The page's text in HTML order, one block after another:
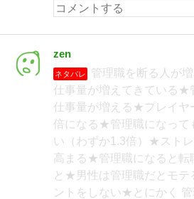
zen
ネタバレ
管理職を断る人が
仕事量が増えてきている★
仕事量が増える★プレイヤ
倍になる★管理職になって
い（わずか1.3倍）★スト
高まる★管理職になると転
と★男性は管理職だとモ
ントをしない★とにかく